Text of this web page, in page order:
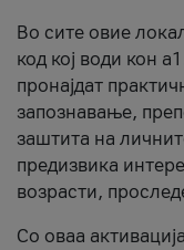
Во сите овие
код кој води кон
пронајдат
запознавање,
заштита на
предизвика
возрасти,
Со оваа